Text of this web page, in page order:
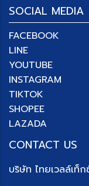
SOCIAL MEDIA
FACEBOOK
LINE
YOUTUBE
INSTAGRAM
TIKTOK
SHOPEE
LAZADA
CONTACT US
บริษัท ไทยเวลล์เท็